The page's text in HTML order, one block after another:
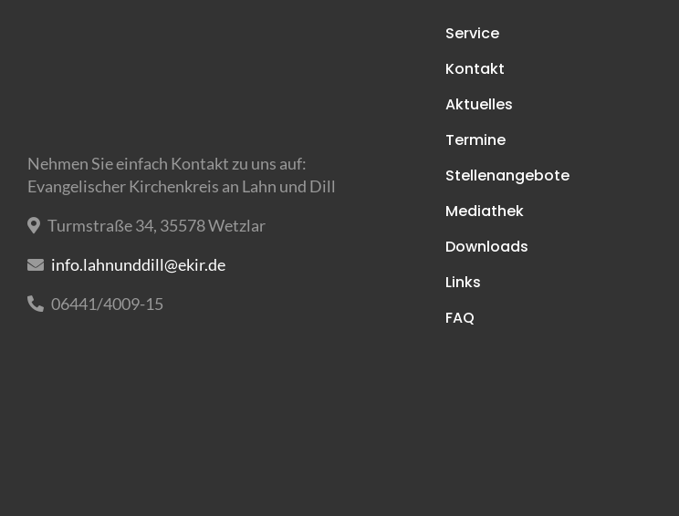
Nehmen Sie einfach Kontakt zu uns auf:
Evangelischer Kirchenkreis an Lahn und Dill
Turmstraße 34, 35578 Wetzlar
info.lahnunddill@ekir.de
06441/4009-15
Service
Kontakt
Aktuelles
Termine
Stellenangebote
Mediathek
Downloads
Links
FAQ